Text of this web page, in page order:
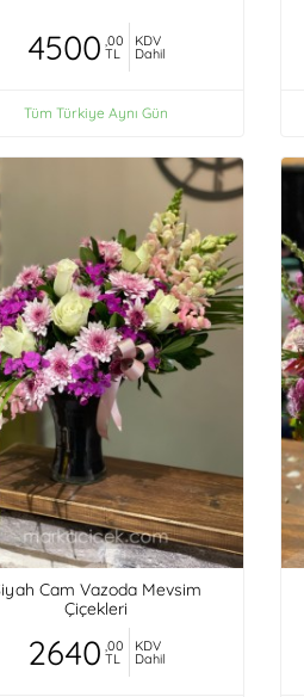
4500 ,00
TL
KDV
Dahil
Tüm Türkiye Aynı Gün
Cam Vazoda Mevsim
Çiçekleri
2640 ,00
TL
KDV
Dahil